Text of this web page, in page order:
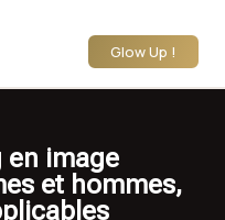
Glow Up !
en image
et hommes,